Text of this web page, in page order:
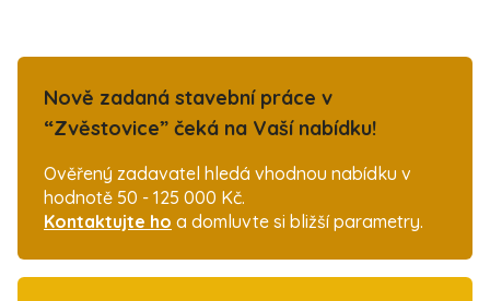
Nově zadaná stavební práce v
“Zvěstovice” čeká na Vaší nabídku!
Ověřený zadavatel hledá vhodnou nabídku v
hodnotě 50 - 125 000 Kč.
Kontaktujte ho a domluvte si bližší parametry.